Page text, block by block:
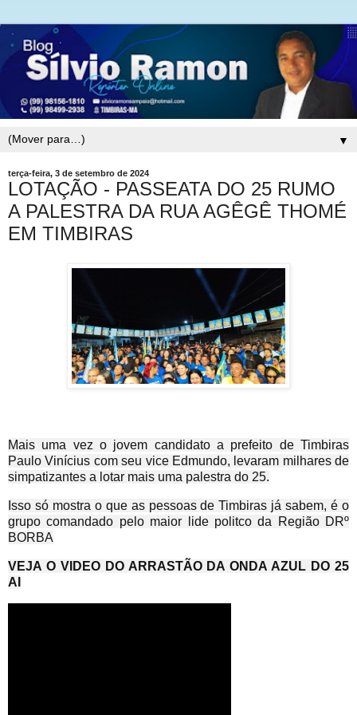
▼
terça-feira, 3 de setembro de 2024
LOTAÇÃO - PASSEATA DO 25 RUMO
A PALESTRA DA RUA AGÊGÊ THOMÉ
EM TIMBIRAS
Mais uma vez o jovem candidato a prefeito de Timbiras
Paulo Vinícius com seu vice Edmundo, levaram milhares de
simpatizantes a lotar mais uma palestra do 25.
Isso só mostra o que as pessoas de Timbiras já sabem, é o
grupo comandado pelo maior lide politco da Região DRº
BORBA
VEJA O VIDEO DO ARRASTÃO DA ONDA AZUL DO 25
AI